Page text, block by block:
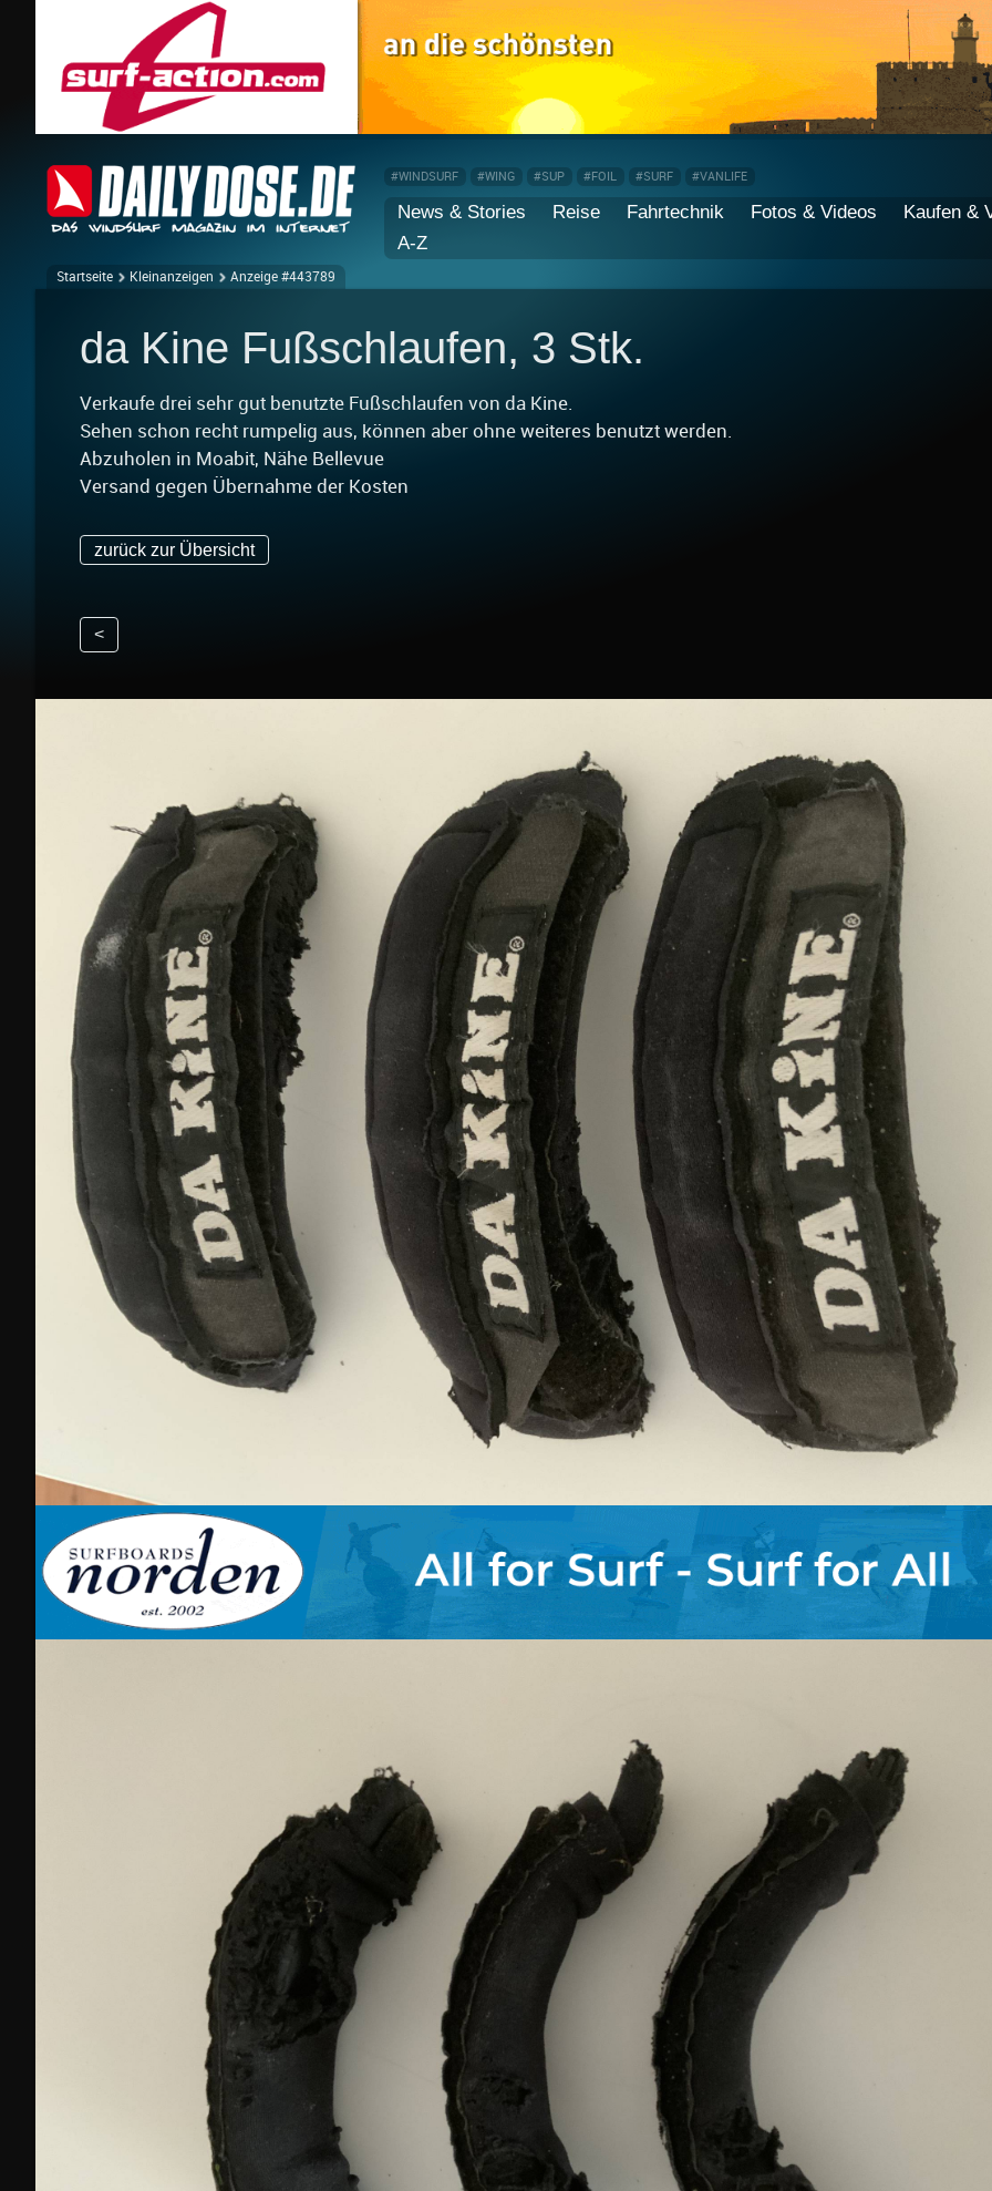
#WINDSURF #WING #SUP #FOIL #SURF #VANLIFE
News & Stories Reise Fahrtechnik Fotos & Videos
Kaufen &
A-Z
Startseite Kleinanzeigen Anzeige #443789
da Kine Fußschlaufen, 3 Stk.
Verkaufe drei sehr gut benutzte Fußschlaufen von da Kine.
Sehen schon recht rumpelig aus, können aber ohne weiteres benutzt werden.
Abzuholen in Moabit, Nähe Bellevue
Versand gegen Übernahme der Kosten
zurück zur Übersicht
<